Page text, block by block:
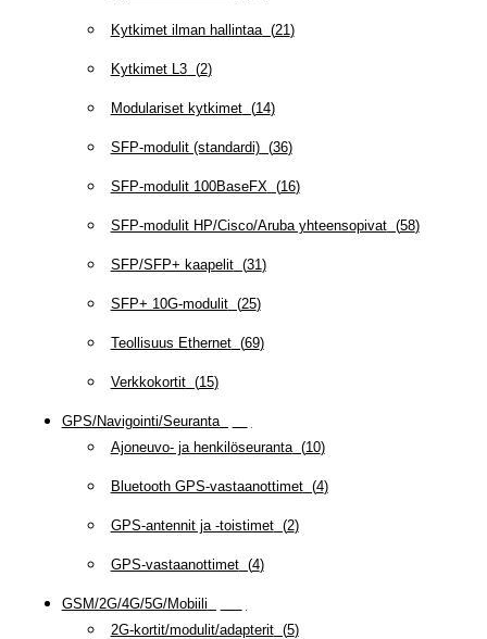
Kytkimet ilman hallintaa(21 )
Kytkimet L3(2)
Modulariset kytkimet(14)
SFP-modulit (standardi)(36)
SFP-modulit 100BaseFX (16)
SFP-modulit HP/Cisco/Aruba yhteensopivat(58)
SFP/SFP+ kaapelit(31 )
SFP+ 10G-modulit(25)
Teollisuus Ethernet(69)
Verkkokortit(15)
GPS/Navigointi/Seuranta(
Ajoneuvo- ja henkilöseuranta(10)
Bluetooth GPS-vastaanottimet(4)
GPS-antennit ja -toistimet(2)
GPS-vastaanottimet(4)
GSM/2G/4G/5G/Mobiili
2G-kortit/modulit/adapterit(5)